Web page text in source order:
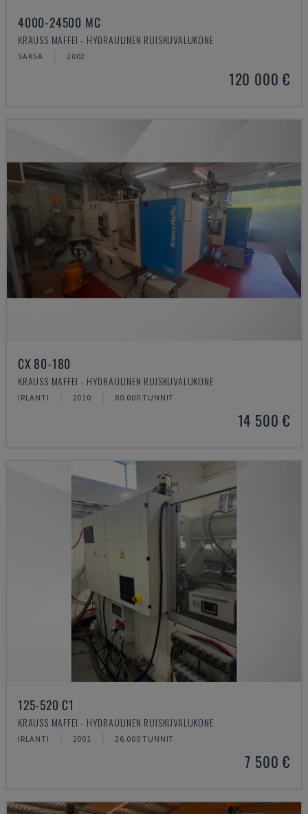
4000-24500 MC
KRAUSS MAFFEI - HYDRAULINEN RUISKUVALUKONE
SAKSA 2002
120 000 €
CX 80-180
KRAUSS MAFFEI - HYDRAULINEN RUISKUVALUKONE
IRLANTI 2010 80.000 TUNNIT
14 500 €
125-520 C1
KRAUSS MAFFEI - HYDRAULINEN RUISKUVALUKONE
IRLANTI 2001 26.000 TUNNIT
7 500 €